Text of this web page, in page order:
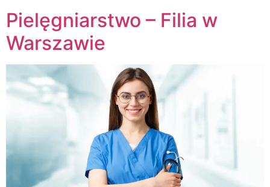
Pielęgniarstwo – Filia w
Warszawie